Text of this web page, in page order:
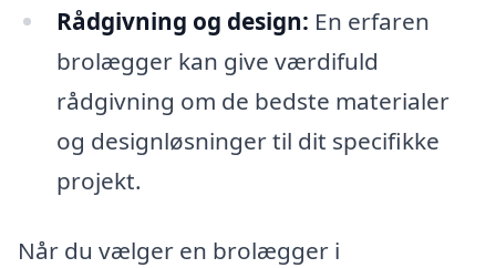
Rådgivning og design: En erfaren
brolægger kan give værdifuld
rådgivning om de bedste materialer
og designløsninger til dit specifikke
projekt.
Når du vælger en brolægger i